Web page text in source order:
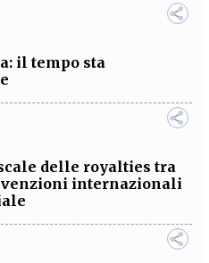
il tempo sta
delle royalties tra
internazionali